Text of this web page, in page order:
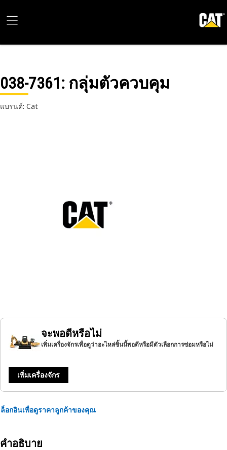
038-7361: กลุ่มตัวควบคุม
แบรนด์: Cat
จะพอดีหรือไม่
เพิ่มเครื่องจักรเพื่อดูว่าอะไหล่ชิ้นนี้พอดีหรือมีตัวเลือกการซ่อมหรือไม่
เพิ่มเครื่องจักร
ล็อกอินเพื่อดูราคาลูกค้าของคุณ
คำอธิบาย